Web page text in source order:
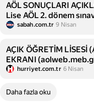
AÖL SONUÇLARI
Lise AÖL 2. dönem
sabah.com.tr 9 Nisan
AÇIK ÖĞRETİM LİSESİ
EKRANI
ne zaman açıklanacak,
hurriyet.com.tr 6 Nisan
Daha fazla oku